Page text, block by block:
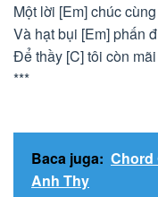
Một lời [Em] chúc
Và hạt bụi [Em] phấn
Để thầy [C] tôi còn
***
Baca juga: Chord
Anh Thy